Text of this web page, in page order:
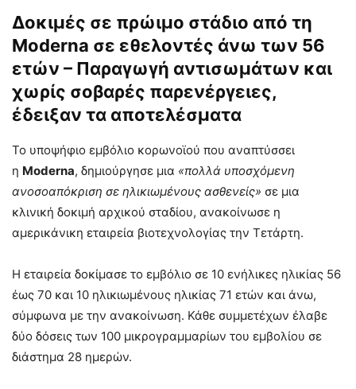
Δοκιμές σε πρώιμο στάδιο από τη
Moderna σε εθελοντές άνω των 56
ετών – Παραγωγή αντισωμάτων και
χωρίς σοβαρές παρενέργειες,
έδειξαν τα αποτελέσματα
Το υποψήφιο εμβόλιο κορωνοϊού που αναπτύσσει
η Moderna, δημιούργησε μια «πολλά υποσχόμενη
ανοσοαπόκριση σε ηλικιωμένους ασθενείς» σε μια
κλινική δοκιμή αρχικού σταδίου, ανακοίνωσε η
αμερικάνικη εταιρεία βιοτεχνολογίας την Τετάρτη.
Η εταιρεία δοκίμασε το εμβόλιο σε 10 ενήλικες ηλικίας 56
έως 70 και 10 ηλικιωμένους ηλικίας 71 ετών και άνω,
σύμφωνα με την ανακοίνωση. Κάθε συμμετέχων έλαβε
δύο δόσεις των 100 μικρογραμμαρίων του εμβολίου σε
διάστημα 28 ημερών.